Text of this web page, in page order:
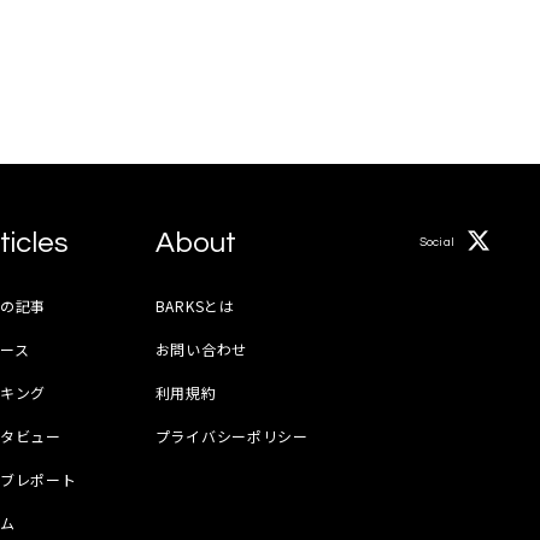
記事
ス
ング
ビュー
レポート
About
BARKSとは
お問い合わせ
利用規約
プライバシーポリシー
Social